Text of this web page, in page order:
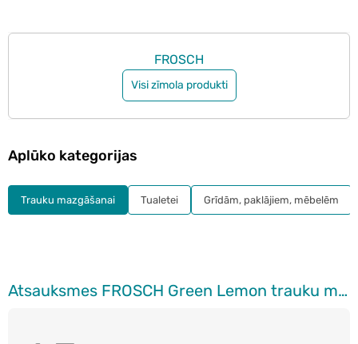
FROSCH
Visi zīmola produkti
Atsauksmes FROSCH Green Lemon trauku mazgāšanas līdzeklis, 1l
Aplūko kategorijas
Trauku mazgāšanai Tualetei Grīdām, paklājiem, mēbelēm